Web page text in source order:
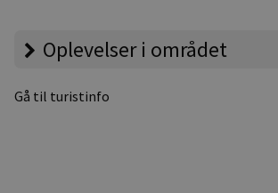
Oplevelser i området
Gå til turistinfo